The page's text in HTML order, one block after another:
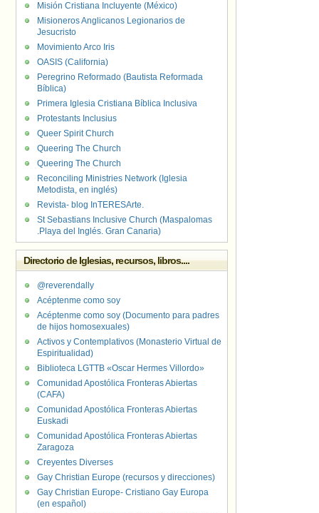
Misión Cristiana Incluyente (México)
Misioneros Anglicanos Legionarios de
Jesucristo
Movimiento Arco Iris
OASIS (California)
Peregrino Reformado (Bautista Reformada
Bíblica)
Primera Iglesia Cristiana Bíblica Inclusiva
Protestants Inclusius
Queer Spirit Church
Queering The Church
Queering The Church
Reconciling Ministries Network (Iglesia
Metodista, en inglés)
Revista- blog InTERESArte.
St Sebastians Inclusive Church (Maspalomas
.Playa del Inglés. Gran Canaria)
Directorio de Iglesias, recursos, libros....
@reverendally
Acéptenme como soy
Acéptenme como soy (Documento para padres
de hijos homosexuales)
Activos y Contemplativos (Monasterio Virtual de
Espiritualidad)
Biblioteca LGTTB «Oscar Hermes Villordo»
Comunidad Apostólica Fronteras Abiertas
(CAFA)
Comunidad Apostólica Fronteras Abiertas
Euskadi
Comunidad Apostólica Fronteras Abiertas
Zaragoza
Creyentes Diverses
Gay Christian Europe (recursos y direcciones)
Gay Christian Europe- Cristiano Gay Europa
(en español)